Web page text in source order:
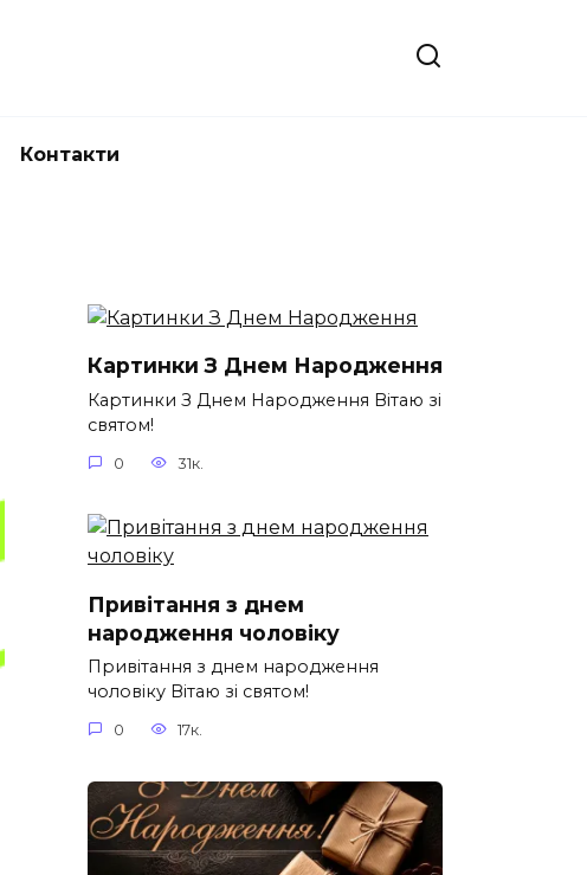
Контакти
Картинки З Днем Народження
Картинки З Днем Народження Вітаю зі
святом!
0 31к.
Привітання з днем
народження чоловіку
Привітання з днем народження
чоловіку Вітаю зі святом!
0 17к.